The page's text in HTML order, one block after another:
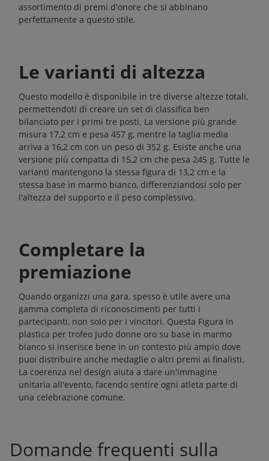
assortimento di premi d'onore che si abbinano
perfettamente a questo stile.
Le varianti di altezza
Questo modello è disponibile in tre diverse altezze totali,
permettendoti di creare un set di classifica ben
bilanciato per i primi tre posti. La versione più grande
misura 17,2 cm e pesa 457 g, mentre la taglia media
arriva a 16,2 cm con un peso di 352 g. Esiste anche una
versione più compatta di 15,2 cm che pesa 245 g. Tutte le
varianti mantengono la stessa figura di 13,2 cm e la
stessa base in marmo bianco, differenziandosi solo per
l'altezza del supporto e il peso complessivo.
Completare la
premiazione
Quando organizzi una gara, spesso è utile avere una
gamma completa di riconoscimenti per tutti i
partecipanti, non solo per i vincitori. Questa Figura in
plastica per trofeo Judo donne oro su base in marmo
bianco si inserisce bene in un contesto più ampio dove
puoi distribuire anche medaglie o altri premi ai finalisti.
La coerenza nel design aiuta a dare un'immagine
unitaria all'evento, facendo sentire ogni atleta parte di
una celebrazione comune.
Domande frequenti sulla